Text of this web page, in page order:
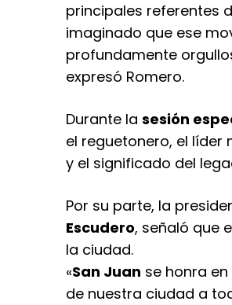
principales referentes
imaginado que ese
profundamente
expresó Romero.
Durante la sesión
el reguetonero, el
y el significado del
Por su parte, la
Escudero, señaló que
la ciudad.
«San Juan se honra
de nuestra ciudad a